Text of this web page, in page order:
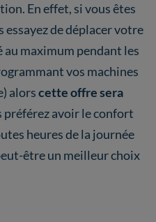
En effet, si vous êtes
de déplacer votre
maximum pendant les
vos machines
alorscette offre sera
préférez avoir le confort
heures de la journée
être un meilleur choix